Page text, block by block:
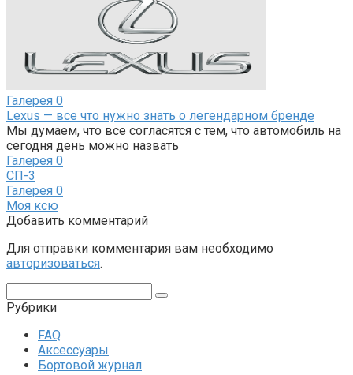
Галерея 0
Lexus — все что нужно знать о легендарном бренде
Мы думаем, что все согласятся с тем, что автомобиль на
сегодня день можно назвать
Галерея 0
СП-3
Галерея 0
Моя ксю
Добавить комментарий
Для отправки комментария вам необходимо
авторизоваться.
Рубрики
FAQ
Аксессуары
Бортовой журнал